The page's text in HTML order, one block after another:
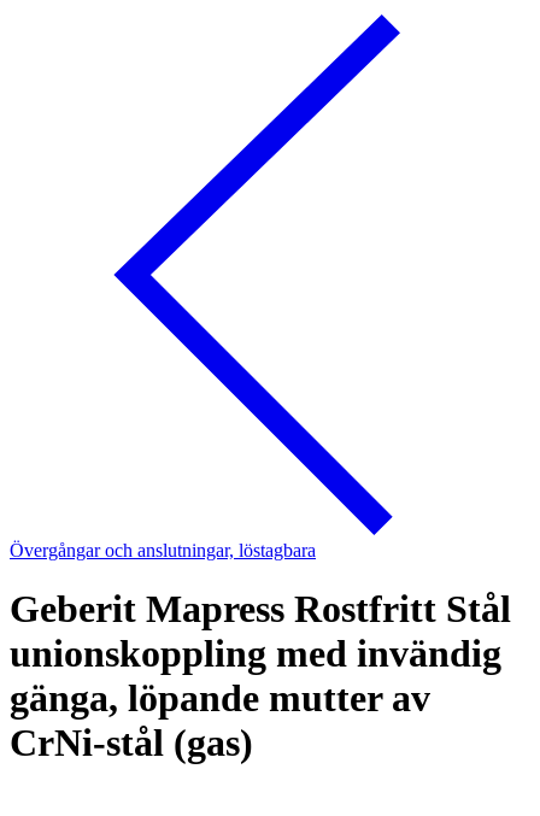
Övergångar och anslutningar, löstagbara
Geberit Mapress Rostfritt Stål
unionskoppling med invändig
gänga, löpande mutter av
CrNi-stål (gas)